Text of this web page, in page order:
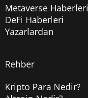
Metaverse Haberleri
DeFi Haberleri
Yazarlardan
Rehber
Kripto Para Nedir?